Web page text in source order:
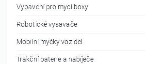
Vybavení pro mycí boxy
Robotické vysavače
Mobilní myčky vozidel
Trakční baterie a nabíječe